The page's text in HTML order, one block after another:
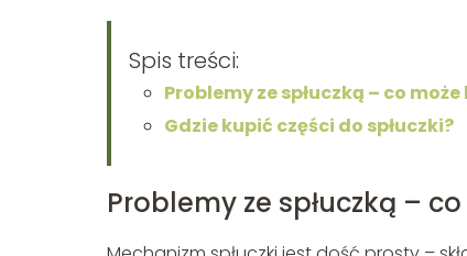
Spis treści:
Problemy ze spłuczką – co
Gdzie kupić części do spłuczki?
Problemy ze spłuczką –